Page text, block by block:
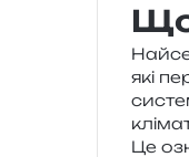
Що
які
Це